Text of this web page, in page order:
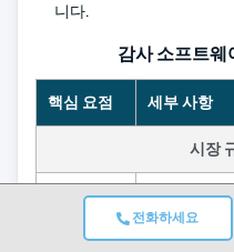
전화하세요
니다.
감사 소프트웨
핵심 요점 세부 사항
시장
기준 연도 2025
시장 규모